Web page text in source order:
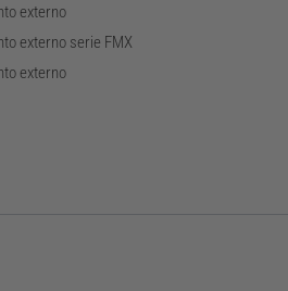
externo
externo serie FMX
externo